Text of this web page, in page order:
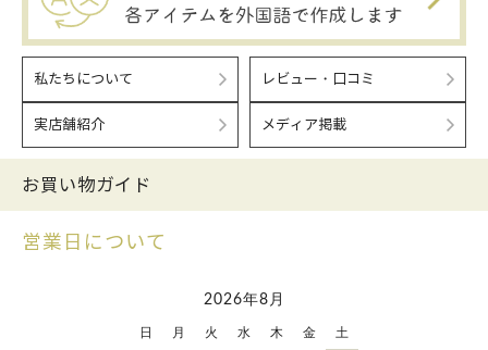
私たちについて レビュー・口コミ
実店舗紹介 メディア掲載
お買い物ガイド
営業日について
2026年8月
日 月 火 水 木 金 土